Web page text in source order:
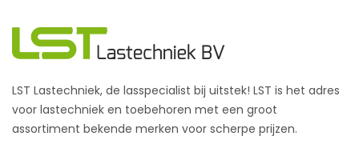
LST Lastechniek, de lasspecialist bij uitstek! LST is het adres
voor lastechniek en toebehoren met een groot
assortiment bekende merken voor scherpe prijzen.